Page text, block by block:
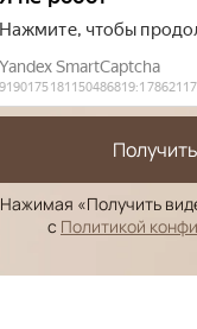
Нажимая «Получить
с Политикой